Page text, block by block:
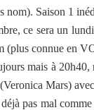
nom). Saison 1
ce sera un
(plus connue en
mais à
Mars)
pas mal